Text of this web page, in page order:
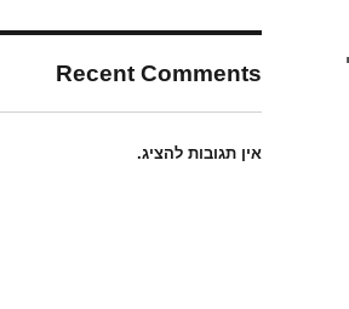
Recent Comments
אין תגובות להציג.